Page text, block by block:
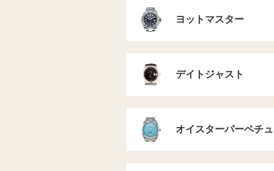
ヨットマスター
デイトジャスト
オイスターパーペチ